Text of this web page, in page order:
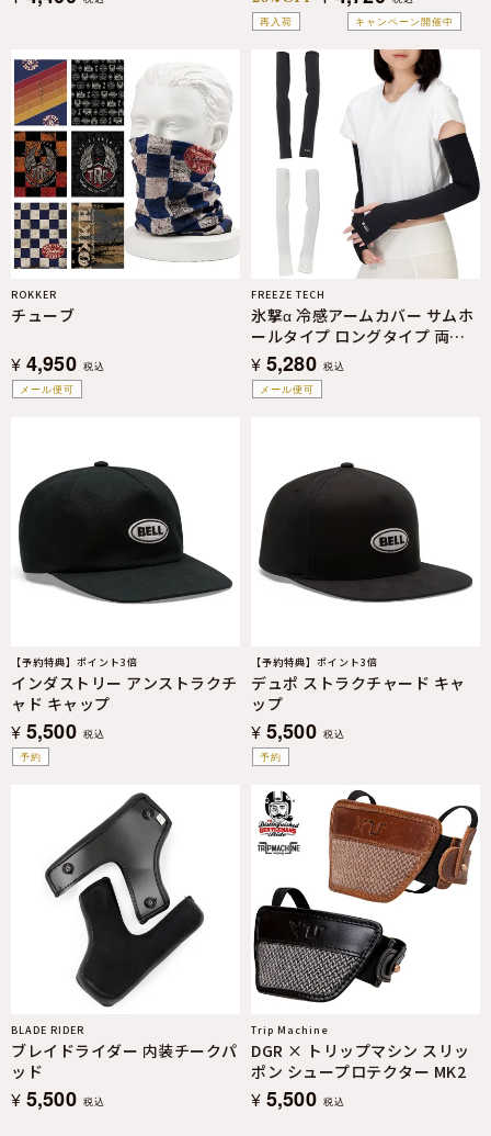
再入荷
キャンペーン開催中
メール便可
ROKKER
チューブ
¥ 4,950 税込
メール便可
FREEZE TECH
氷撃α 冷感アームカバー サムホ
ールタイプ ロングタイプ 両腕
用 White Black LIDEF FREEZE
TECH
¥ 5,280 税込
予約
【予約特典】ポイント3倍
インダストリー アンストラクチ
ャド キャップ
¥ 5,500 税込
予約
【予約特典】ポイント3倍
デュポ ストラクチャード キャ
ップ
¥ 5,500 税込
BLADE RIDER
ブレイドライダー 内装チークパ
ッド
¥ 5,500 税込
Trip Machine
DGR × トリップマシン スリッ
ポン シュープロテクター MK2
¥ 5,500 税込